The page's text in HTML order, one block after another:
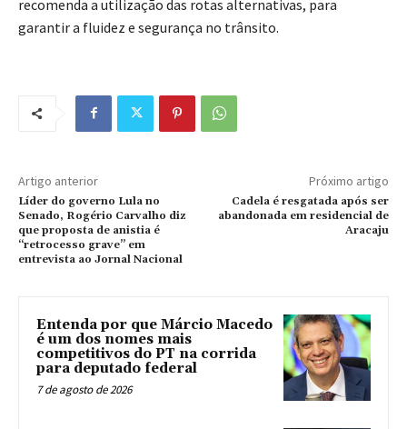
recomenda a utilização das rotas alternativas, para
garantir a fluidez e segurança no trânsito.
Artigo anterior
Líder do governo Lula no
Senado, Rogério Carvalho diz
que proposta de anistia é
“retrocesso grave” em
entrevista ao Jornal Nacional
Próximo artigo
Cadela é resgatada após ser
abandonada em residencial de
Aracaju
Entenda por que Márcio Macedo
é um dos nomes mais
competitivos do PT na corrida
para deputado federal
7 de agosto de 2026